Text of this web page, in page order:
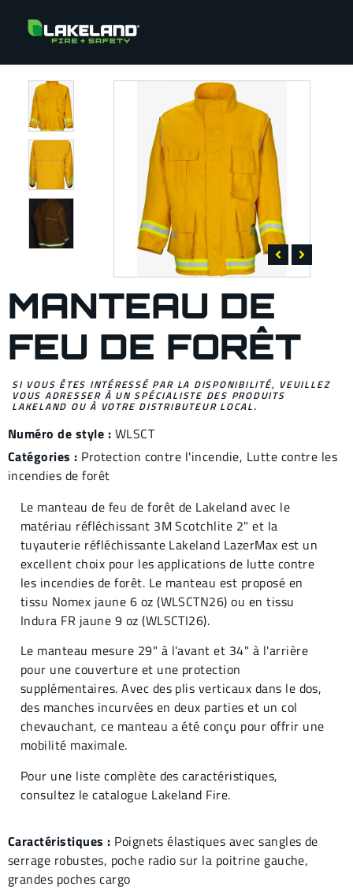
MANTEAU DE
FEU DE FORÊT
SI VOUS ÊTES INTÉRESSÉ PAR LA DISPONIBILITÉ, VEUILLEZ
VOUS ADRESSER À UN SPÉCIALISTE DES PRODUITS
LAKELAND OU À VOTRE DISTRIBUTEUR LOCAL.
Numéro de style : WLSCT
Catégories : Protection contre l'incendie, Lutte contre les
incendies de forêt
Le manteau de feu de forêt de Lakeland avec le
matériau réfléchissant 3M Scotchlite 2" et la
tuyauterie réfléchissante Lakeland LazerMax est un
excellent choix pour les applications de lutte contre
les incendies de forêt. Le manteau est proposé en
tissu Nomex jaune 6 oz (WLSCTN26) ou en tissu
Indura FR jaune 9 oz (WLSCTI26).
Le manteau mesure 29" à l'avant et 34" à l'arrière
pour une couverture et une protection
supplémentaires. Avec des plis verticaux dans le dos,
des manches incurvées en deux parties et un col
chevauchant, ce manteau a été conçu pour offrir une
mobilité maximale.
Pour une liste complète des caractéristiques,
consultez le catalogue Lakeland Fire.
Caractéristiques : Poignets élastiques avec sangles de
serrage robustes, poche radio sur la poitrine gauche,
grandes poches cargo